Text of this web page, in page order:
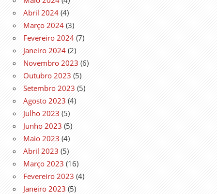
Abril 2024 (4)
Março 2024 (3)
Fevereiro 2024 (7)
Janeiro 2024 (2)
Novembro 2023 (6)
Outubro 2023 (5)
Setembro 2023 (5)
Agosto 2023 (4)
Julho 2023 (5)
Junho 2023 (5)
Maio 2023 (4)
Abril 2023 (5)
Março 2023 (16)
Fevereiro 2023 (4)
Janeiro 2023 (5)